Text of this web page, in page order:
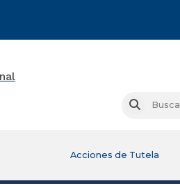
Buscar
Acciones de Tutela